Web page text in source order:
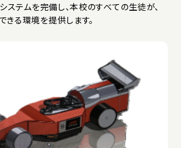
ステムを完備し、本校のすべての生徒が、
きる環境を提供します。